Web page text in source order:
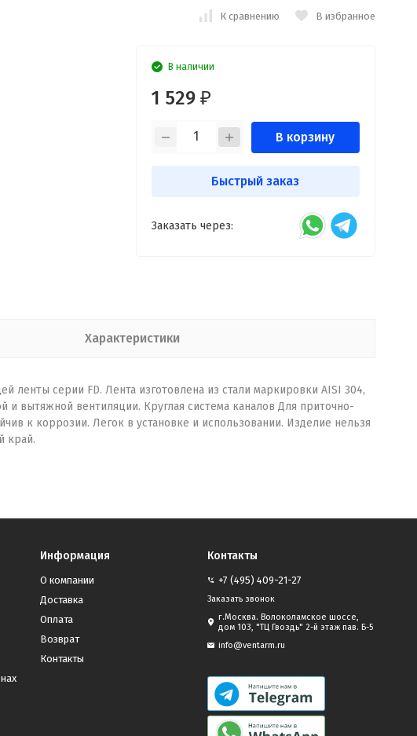
К сравнению В избранное
В наличии
1 529 ₽
В корзину
Быстрый заказ
Заказать через:
Характеристики
ленты серии FD. Лента изготовлена из стали маркировки AISI 304,
вытяжной вентиляции. Круглая система каналов Для приточно-
к коррозии. Легок в установке и использовании. Изделие нельзя
край.
Информация
О компании
Доставка
Оплата
Возврат
Контакты
Контакты
+7 (495) 409-21-27
Заказать звонок
г.Москва. Волоколамское шоссе,
дом 103, "ТЦ Гвоздь" 2-й этаж пав. Б-5
info@ventarm.ru